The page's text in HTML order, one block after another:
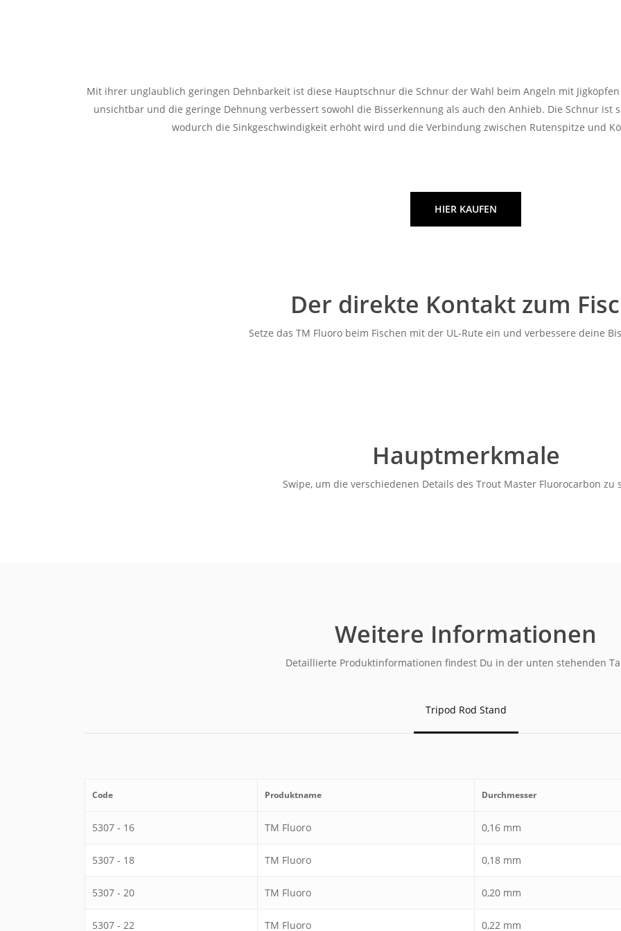
Mit ihrer unglaublich geringen Dehnbarkeit ist diese Hauptschnur die Schnur der Wahl beim Angeln mit
unsichtbar und die geringe Dehnung verbessert sowohl die Bisserkennung als auch den Anhieb. Die Schnur ist
wodurch die Sinkgeschwindigkeit erhöht wird und die Verbindung zwischen Rutenspitze und
HIER KAUFEN
Der direkte Kontakt zum
Setze das TM Fluoro beim Fischen mit der UL-Rute ein und verbessere deine
Hauptmerkmale
Swipe, um die verschiedenen Details des Trout Master Fluorocarbon zu
Weitere Informationen
Detaillierte Produktinformationen findest Du in der unten stehenden
Tripod Rod Stand
Code Produktname Durchmesser
5307 - 16 TM Fluoro 0,16 mm
5307 - 18 TM Fluoro 0,18 mm
5307 - 20 TM Fluoro 0,20 mm
5307 - 22 TM Fluoro 0,22 mm